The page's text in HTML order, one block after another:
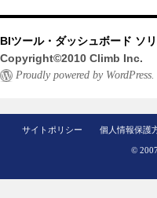
BIツール・ダッシュボード ソ
Copyright©2010 Climb Inc.
Proudly powered by WordPress.
サイトポリシー 個人情報保護
©